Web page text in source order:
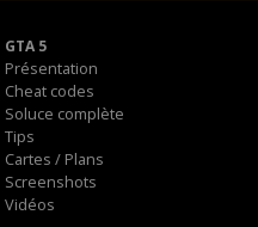
GTA 5
Présentation
Cheat codes
Soluce complète
Tips
Cartes / Plans
Screenshots
Vidéos